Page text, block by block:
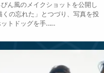
ん風のメイクショットを公開し
くの忘れた」とつづり、写真を投
トドッグを手……